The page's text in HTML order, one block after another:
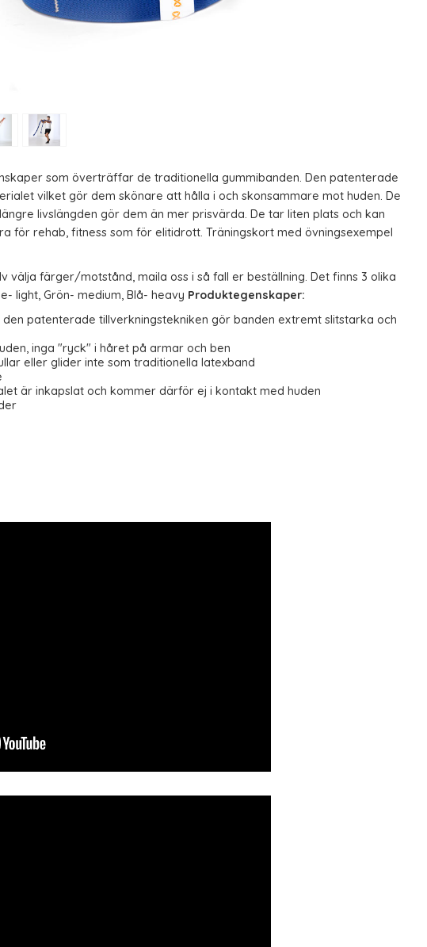
som överträffar de traditionella gummibanden. Den patenterade
vilket gör dem skönare att hålla i och skonsammare mot huden. De
livslängden gör dem än mer prisvärda. De tar liten plats och kan
för rehab, fitness som för elitidrott. Träningskort med övningsexempel
välja färger/motstånd, maila oss i så fall er beställning. Det finns 3 olika
light, Grön- medium, Blå- heavy Produktegenskaper:
patenterade tillverkningstekniken gör banden extremt slitstarka och
inga "ryck" i håret på armar och ben
eller glider inte som traditionella latexband
är inkapslat och kommer därför ej i kontakt med huden